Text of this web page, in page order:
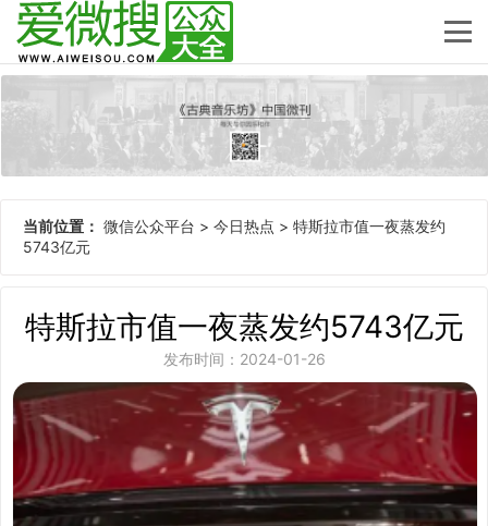
当前位置： 微信公众平台 > 今日热点 > 特斯拉市值一夜蒸发约
5743亿元
特斯拉市值一夜蒸发约5743亿元
发布时间：2024-01-26